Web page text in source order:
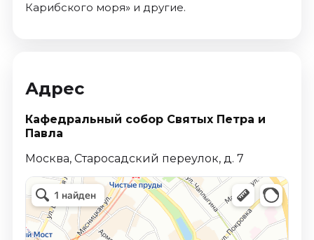
Карибского моря» и другие.
Адрес
Кафедральный собор Святых Петра и
Павла
Москва, Старосадский переулок, д. 7